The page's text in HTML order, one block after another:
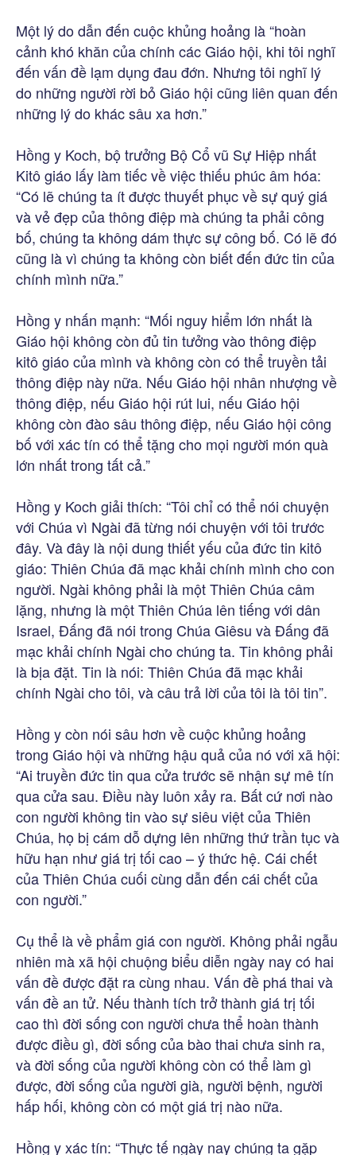
Một lý do dẫn đến cuộc khủng hoảng là “hoàn
cảnh khó khăn của chính các Giáo hội, khi tôi nghĩ
đến vấn đề lạm dụng đau đớn. Nhưng tôi nghĩ lý
do những người rời bỏ Giáo hội cũng liên quan đến
những lý do khác sâu xa hơn.”
Hồng y Koch, bộ trưởng Bộ Cổ vũ Sự Hiệp nhất
Kitô giáo lấy làm tiếc về việc thiếu phúc âm hóa:
“Có lẽ chúng ta ít được thuyết phục về sự quý giá
và vẻ đẹp của thông điệp mà chúng ta phải công
bố, chúng ta không dám thực sự công bố. Có lẽ đó
cũng là vì chúng ta không còn biết đến đức tin của
chính mình nữa.”
Hồng y nhấn mạnh: “Mối nguy hiểm lớn nhất là
Giáo hội không còn đủ tin tưởng vào thông điệp
kitô giáo của mình và không còn có thể truyền tải
thông điệp này nữa. Nếu Giáo hội nhân nhượng về
thông điệp, nếu Giáo hội rút lui, nếu Giáo hội
không còn đào sâu thông điệp, nếu Giáo hội công
bố với xác tín có thể tặng cho mọi người món quà
lớn nhất trong tất cả.”
Hồng y Koch giải thích: “Tôi chỉ có thể nói chuyện
với Chúa vì Ngài đã từng nói chuyện với tôi trước
đây. Và đây là nội dung thiết yếu của đức tin kitô
giáo: Thiên Chúa đã mạc khải chính mình cho con
người. Ngài không phải là một Thiên Chúa câm
lặng, nhưng là một Thiên Chúa lên tiếng với dân
Israel, Đấng đã nói trong Chúa Giêsu và Đấng đã
mạc khải chính Ngài cho chúng ta. Tin không phải
là bịa đặt. Tin là nói: Thiên Chúa đã mạc khải
chính Ngài cho tôi, và câu trả lời của tôi là tôi tin”.
Hồng y còn nói sâu hơn về cuộc khủng hoảng
trong Giáo hội và những hậu quả của nó với xã hội:
“Ai truyền đức tin qua cửa trước sẽ nhận sự mê tín
qua cửa sau. Điều này luôn xảy ra. Bất cứ nơi nào
con người không tin vào sự siêu việt của Thiên
Chúa, họ bị cám dỗ dựng lên những thứ trần tục và
hữu hạn như giá trị tối cao – ý thức hệ. Cái chết
của Thiên Chúa cuối cùng dẫn đến cái chết của
con người.”
Cụ thể là về phẩm giá con người. Không phải ngẫu
nhiên mà xã hội chuộng biểu diễn ngày nay có hai
vấn đề được đặt ra cùng nhau. Vấn đề phá thai và
vấn đề an tử. Nếu thành tích trở thành giá trị tối
cao thì đời sống con người chưa thể hoàn thành
được điều gì, đời sống của bào thai chưa sinh ra,
và đời sống của người không còn có thể làm gì
được, đời sống của người già, người bệnh, người
hấp hối, không còn có một giá trị nào nữa.
Hồng y xác tín: “Thực tế ngày nay chúng ta gặp